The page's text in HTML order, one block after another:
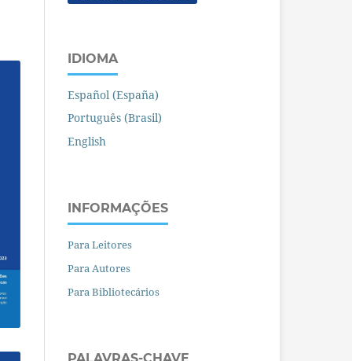
IDIOMA
Español (España)
Português (Brasil)
English
INFORMAÇÕES
Para Leitores
Para Autores
Para Bibliotecários